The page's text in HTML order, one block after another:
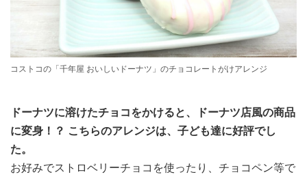
コストコの「千年屋 おいしいドーナツ」のチョコレートがけアレンジ
ドーナツに溶けたチョコをかけると、ドーナツ店風の商品
に変身！？ こちらのアレンジは、子ども達に好評でし
た。
お好みでストロベリーチョコを使ったり、チョコペン等で